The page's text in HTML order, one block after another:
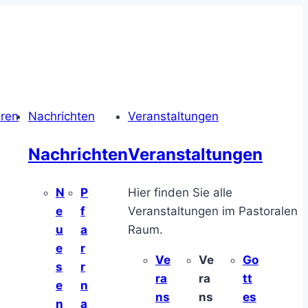
Nachrichten
Nachrichten
N
e
u
e
s
e
n
P
f
a
r
r
n
a
Veranstaltungen
Veranstaltungen
Hier finden Sie alle
Veranstaltungen im Pastoralen
Raum.
Ve
ra
ns
Ve
ra
ns
Go
tt
es